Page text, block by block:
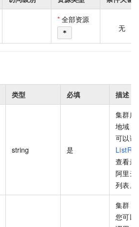
* 全部资源
* 无
类型 必填 描述
string 是
集群所
地域
可以调
查看最
阿里云
列表。
集群
您可以